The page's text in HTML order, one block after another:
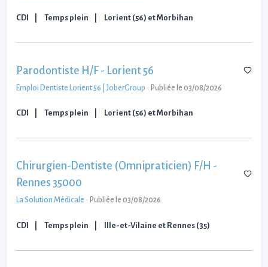
CDI Temps plein Lorient (56) et Morbihan
Parodontiste H/F - Lorient 56
Emploi Dentiste Lorient 56 | JoberGroup - Publiée le 03/08/2026
CDI Temps plein Lorient (56) et Morbihan
Chirurgien-Dentiste (Omnipraticien) F/H -
Rennes 35000
La Solution Médicale - Publiée le 03/08/2026
CDI Temps plein Ille-et-Vilaine et Rennes (35)